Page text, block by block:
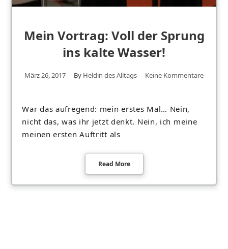
Mein Vortrag: Voll der Sprung
ins kalte Wasser!
März 26, 2017 By Heldin des Alltags Keine Kommentare
War das aufregend: mein erstes Mal… Nein,
nicht das, was ihr jetzt denkt. Nein, ich meine
meinen ersten Auftritt als
Read More